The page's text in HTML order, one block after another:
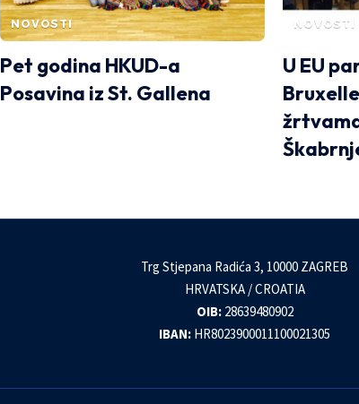
NOVOSTI
Pet godina HKUD-a
Posavina iz St. Gallena
NOVOSTI
U EU
Trg Stjepana Radića 3, 10000 ZAGREB
HRVATSKA / CROATIA
OIB:28639480902
IBAN: HR8023900011100021305